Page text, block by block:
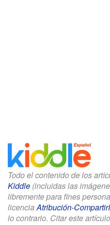
Todo el contenido de los
Kiddle (incluidas las
libremente para fines
licenciaAtribución-
lo contrario. Citar este